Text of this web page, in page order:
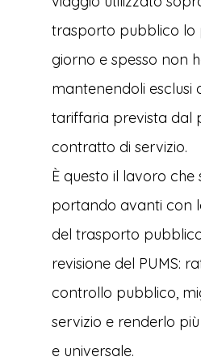
trasporto pubblico lo
giorno e spesso non
mantenendoli esclusi
tariffaria prevista dal
contratto di servizio.
È questo il lavoro che
portando avanti con
del trasporto
revisione del PUMS:
controllo pubblico,
servizio e renderlo
e universale.